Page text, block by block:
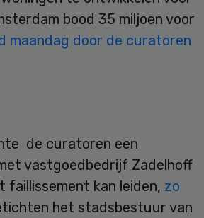
bood 35 miljoen voor
maandag door de curatoren
de curatoren een
vastgoedbedrijf Zadelhoff
kan leiden, zo
het stadsbestuur van